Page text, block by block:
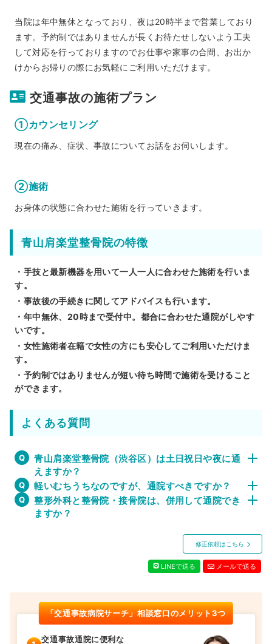
当院は年中無休となっており、夜は20時半まで営業しており
ます。予約制ではありませんが長くお待たせしないよう工夫
して対応を行っておりますのでお仕事や家事の合間、お出か
けからお帰りの際にお気軽にご利用いただけます。
交通事故の施術プラン
①カウンセリング
現在の痛み、症状、事故についてお話をお伺いします。
②施術
お身体の状態に合わせた施術を行っていきます。
青山肩楽堂整骨院の特徴
・手技と最新機器を用いて一人一人に合わせた施術を行いま
す。
・事故後の手続きに関してアドバイスも行います。
・年中無休、20時まで受付中。都合に合わせた通院がしやす
いです。
・女性施術者在籍で女性の方にも安心してご利用いただけま
す。
・予約制ではありませんが短い待ち時間で施術を受けること
ができます。
よくある質問
青山肩楽堂整骨院（渋谷区）は土日祝日や夜に通
えますか？
軽いむちうちなのですが、通院すべきですか？
整形外科と整骨院・接骨院は、併用して通院でき
ますか？
修正依頼はこちら
LINEで送る メールで送る
「交通事故病院サーチ」相談窓口のメリット3つ
交通事故通院に便利な